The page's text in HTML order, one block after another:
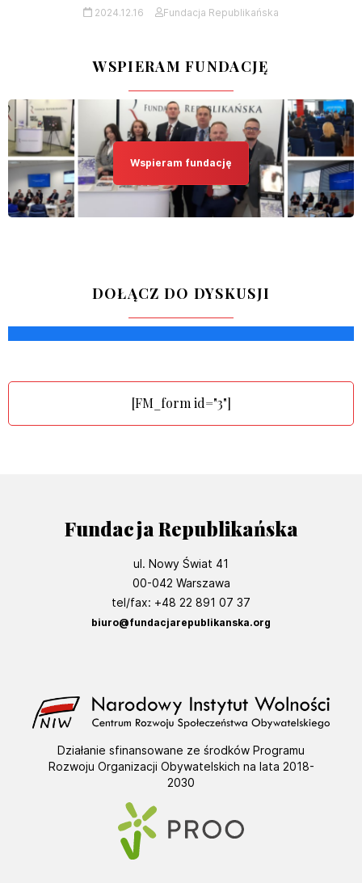
2024.12.16 Fundacja Republikańska
WSPIERAM FUNDACJĘ
Wspieram fundację
DOŁĄCZ DO DYSKUSJI
[FM_form id="3"]
Fundacja Republikańska
ul. Nowy Świat 41
00-042 Warszawa
tel/fax: +48 22 891 07 37
biuro@fundacjarepublikanska.org
Działanie sfinansowane ze środków Programu
Rozwoju Organizacji Obywatelskich na lata 2018-
2030